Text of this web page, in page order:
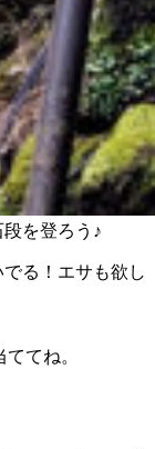
を登ろう♪
る！エサも欲し
てね。